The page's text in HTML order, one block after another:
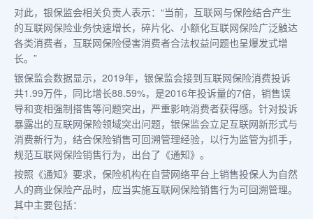
对此，银保监会相关负责人表示：“当前，互联网与保险结合产生
的互联网保险业务快速增长，碎片化、小额化互联网保险广泛触达
各类消费者，互联网保险侵害消费者合法权益问题也呈爆发式增
长。”
银保监会数据显示，2019年，银保监会接到互联网保险消费投诉
共1.99万件，同比增长88.59%，是2016年投诉量的7倍，销售误
导和变相强制搭售等问题突出，严重影响消费者获得感。针对投诉
暴露出的互联网保险领域突出问题，银保监会立足互联网新形式与
消费新行为，结合保险销售可回溯管理经验，以行为监管为抓手，
规范互联网保险销售行为，出台了《通知》。
按照《通知》要求，保险机构在自营网络平台上销售投保人为自然
人的商业保险产品时，应当实施互联网保险销售行为可回溯管理。
其中主要包括：